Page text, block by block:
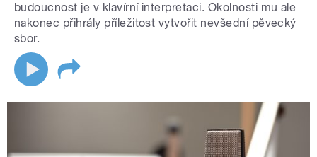
budoucnost je v klavírní interpretaci. Okolnosti mu ale
nakonec přihrály příležitost vytvořit nevšední pěvecký
sbor.